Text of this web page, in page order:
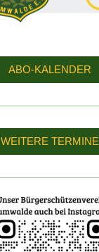
ABO-KALENDER
WEITERE TERMINE